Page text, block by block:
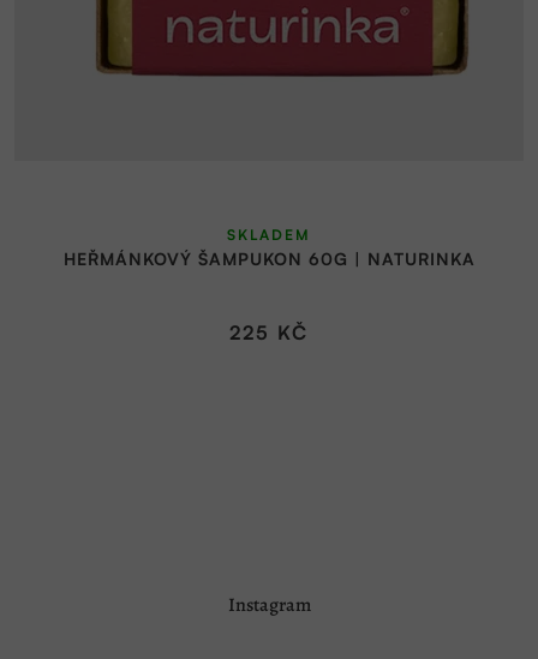
HEŘMÁNKOVÝ ŠAMPUKON 60G | NATURINKA
SKLADEM
225 KČ
Instagram